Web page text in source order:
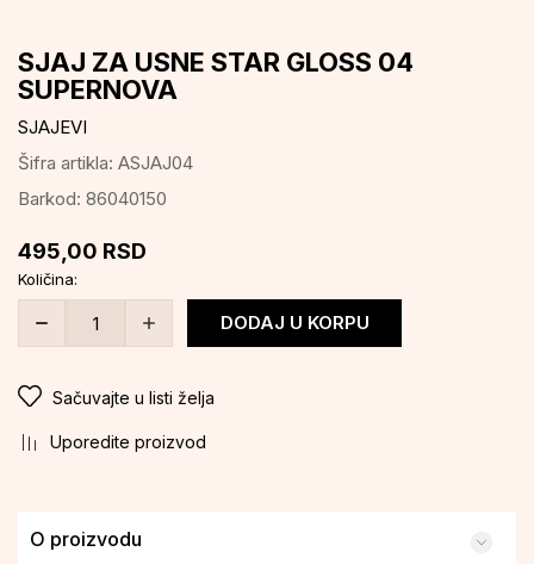
SJAJ ZA USNE STAR GLOSS 04
SUPERNOVA
SJAJEVI
Šifra artikla: ASJAJ04
Barkod: 86040150
495,00 RSD
Količina:
DODAJ U KORPU
Sačuvajte u listi želja
Uporedite proizvod
O proizvodu